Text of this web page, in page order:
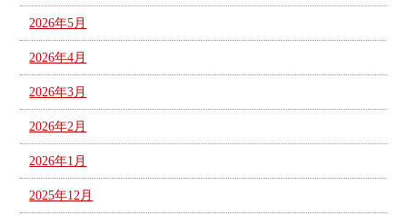
2026年5月
2026年4月
2026年3月
2026年2月
2026年1月
2025年12月